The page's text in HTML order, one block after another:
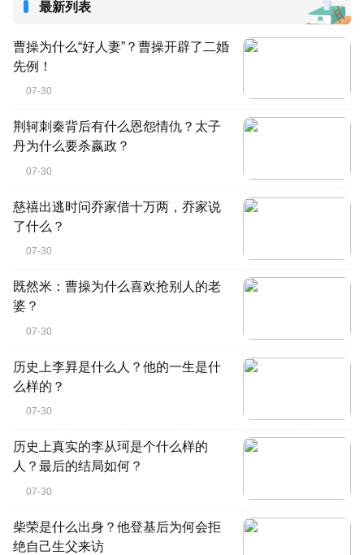
最新列表
曹操为什么“好人妻”？曹操开辟了二婚
先例！
07-30
荆轲刺秦背后有什么恩怨情仇？太子
丹为什么要杀嬴政？
07-30
慈禧出逃时问乔家借十万两，乔家说
了什么？
07-30
既然米：曹操为什么喜欢抢别人的老
婆？
07-30
历史上李昪是什么人？他的一生是什
么样的？
07-30
历史上真实的李从珂是个什么样的
人？最后的结局如何？
07-30
柴荣是什么出身？他登基后为何会拒
绝自己生父来访